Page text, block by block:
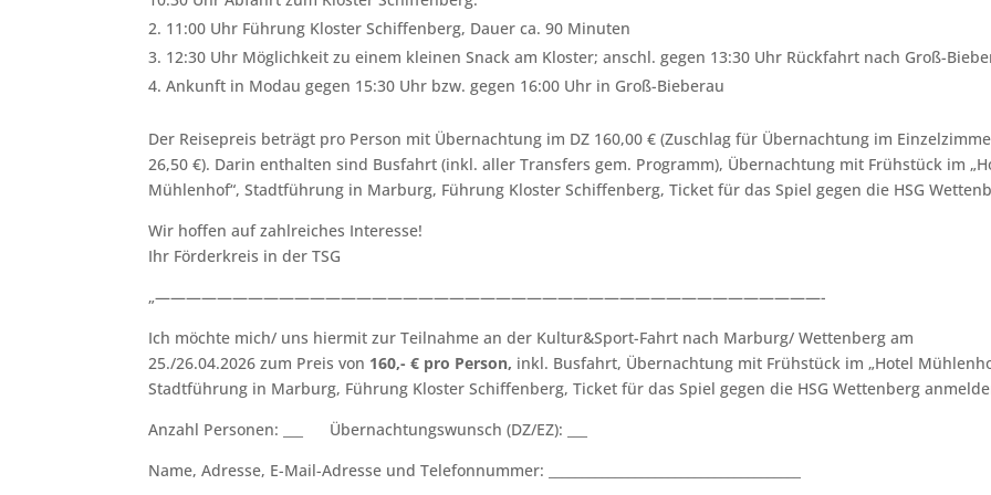
11:00 Uhr Führung Kloster Schiffenberg, Dauer ca. 90 Minuten
12:30 Uhr Möglichkeit zu einem kleinen Snack am Kloster; anschl. gegen 13:30 Uhr Rückfahrt nach Groß-
Ankunft in Modau gegen 15:30 Uhr bzw. gegen 16:00 Uhr in Groß-Bieberau
Der Reisepreis beträgt pro Person mit Übernachtung im DZ 160,00 € (Zuschlag für Übernachtung im
26,50 €). Darin enthalten sind Busfahrt (inkl. aller Transfers gem. Programm), Übernachtung mit Frühstück im
Mühlenhof“, Stadtführung in Marburg, Führung Kloster Schiffenberg, Ticket für das Spiel gegen die HSG
Wir hoffen auf zahlreiches Interesse!
Ihr Förderkreis in der TSG
„———————————————————————————————————————————-
Ich möchte mich/ uns hiermit zur Teilnahme an der Kultur&Sport-Fahrt nach Marburg/ Wettenberg am
25./26.04.2026 zum Preis von 160,- € pro Person, inkl. Busfahrt, Übernachtung mit Frühstück im „Hotel
Stadtführung in Marburg, Führung Kloster Schiffenberg, Ticket für das Spiel gegen die HSG Wettenberg
Anzahl Personen: ___ Übernachtungswunsch (DZ/EZ): ___
Name, Adresse, E-Mail-Adresse und Telefonnummer: ______________________________________